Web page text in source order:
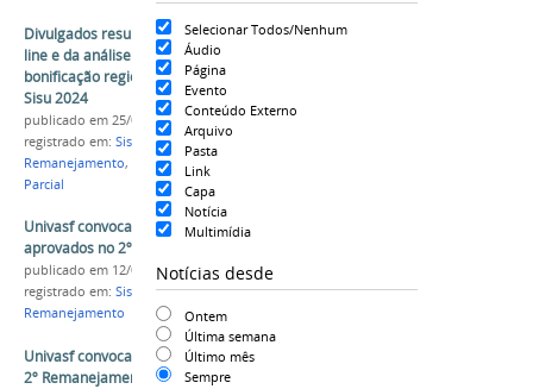
Selecionar Todos/Nenhum
Áudio
Página
Evento
Conteúdo Externo
Arquivo
Pasta
Link
Capa
Notícia
Multimídia
Notícias desde
Ontem
Última semana
Último mês
Sempre
Divulgados resultados parciais da matrícula on-
line e da análise dos pré-requisitos da
bonificação regional do 2º Remanejamento do
Sisu 2024
publicado em 25/06/2024
registrado em: Sisu 2024 PS-ICG 2024
Remanejamento, Bonificação Regional
Parcial
Univasf convoca para matrícula presencial os
aprovados no 2º Remanejamento do Sisu 2025
publicado em 12/06/2025
registrado em: Sisu 2025,PS-ICG 2025,2º
Remanejamento
Univasf convoca para matrícula candidatos do
2º Remanejamento do Sisu 2022